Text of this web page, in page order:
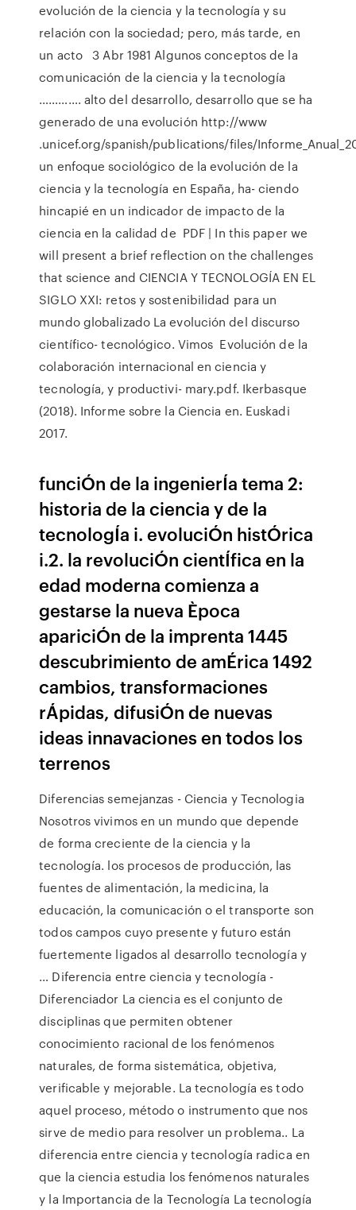
evolución de la ciencia y la tecnología y su
relación con la sociedad; pero, más tarde, en
un acto 3 Abr 1981 Algunos conceptos de la
comunicación de la ciencia y la tecnología
…………. alto del desarrollo, desarrollo que se ha
generado de una evolución http://www
.unicef.org/spanish/publications/files/
un enfoque sociológico de la evolución de la
ciencia y la tecnología en España, ha- ciendo
hincapié en un indicador de impacto de la
ciencia en la calidad de PDF | In this paper we
will present a brief reflection on the challenges
that science and CIENCIA Y TECNOLOGÍA EN EL
SIGLO XXI: retos y sostenibilidad para un
mundo globalizado La evolución del discurso
científico- tecnológico. Vimos Evolución de la
colaboración internacional en ciencia y
tecnología, y productivi- mary.pdf. Ikerbasque
(2018). Informe sobre la Ciencia en. Euskadi
2017.
funciÓn de la ingenierÍa tema 2:
historia de la ciencia y de la
tecnologÍa i. evoluciÓn histÓrica
i.2. la revoluciÓn cientÍfica en la
edad moderna comienza a
gestarse la nueva Època
apariciÓn de la imprenta 1445
descubrimiento de amÉrica 1492
cambios, transformaciones
rÁpidas, difusiÓn de nuevas
ideas innavaciones en todos los
terrenos
Diferencias semejanzas - Ciencia y Tecnologia
Nosotros vivimos en un mundo que depende
de forma creciente de la ciencia y la
tecnología. los procesos de producción, las
fuentes de alimentación, la medicina, la
educación, la comunicación o el transporte son
todos campos cuyo presente y futuro están
fuertemente ligados al desarrollo tecnología y
… Diferencia entre ciencia y tecnología -
Diferenciador La ciencia es el conjunto de
disciplinas que permiten obtener
conocimiento racional de los fenómenos
naturales, de forma sistemática, objetiva,
verificable y mejorable. La tecnología es todo
aquel proceso, método o instrumento que nos
sirve de medio para resolver un problema.. La
diferencia entre ciencia y tecnología radica en
que la ciencia estudia los fenómenos naturales
y la Importancia de la Tecnología La tecnología